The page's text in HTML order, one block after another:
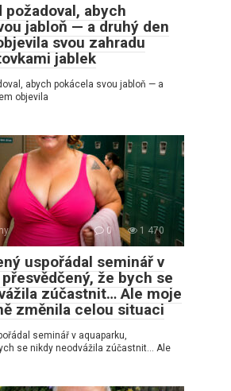
požadoval, abych
jabloň — a druhý den
svou zahradu
jablek
abych pokácela svou jabloň — a
objevila
0 1 470
uspořádal seminář v
že bych se
zúčastnit… Ale moje
změnila celou situaci
seminář v aquaparku,
se nikdy neodvážila zúčastnit… Ale